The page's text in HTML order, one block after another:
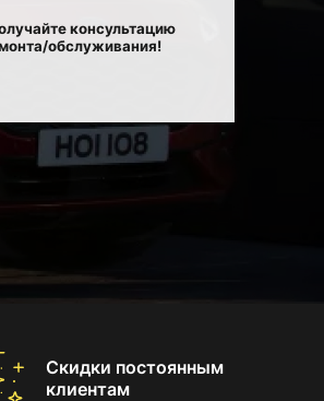
консультацию
обслуживания!
Скидки постоянным
клиентам